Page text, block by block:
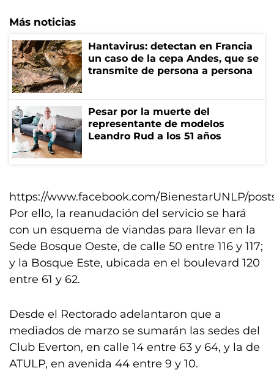
Más noticias
Hantavirus: detectan en Francia
un caso de la cepa Andes, que se
transmite de persona a persona
Pesar por la muerte del
representante de modelos
Leandro Rud a los 51 años
https://www.facebook.com/BienestarUNLP/
Por ello, la reanudación del servicio se hará
con un esquema de viandas para llevar en la
Sede Bosque Oeste, de calle 50 entre 116 y 117;
y la Bosque Este, ubicada en el boulevard 120
entre 61 y 62.
Desde el Rectorado adelantaron que a
mediados de marzo se sumarán las sedes del
Club Everton, en calle 14 entre 63 y 64, y la de
ATULP, en avenida 44 entre 9 y 10.